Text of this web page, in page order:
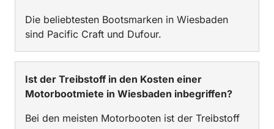
Die beliebtesten Bootsmarken in Wiesbaden
sind Pacific Craft und Dufour.
Ist der Treibstoff in den Kosten einer
Motorbootmiete in Wiesbaden inbegriffen?
Bei den meisten Motorbooten ist der Treibstoff